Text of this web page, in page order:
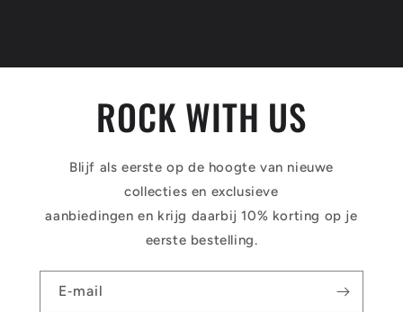
ROCK WITH US
Blijf als eerste op de hoogte van nieuwe
collecties en exclusieve
aanbiedingen en krijg daarbij 10% korting op je
eerste bestelling.
E‑mail